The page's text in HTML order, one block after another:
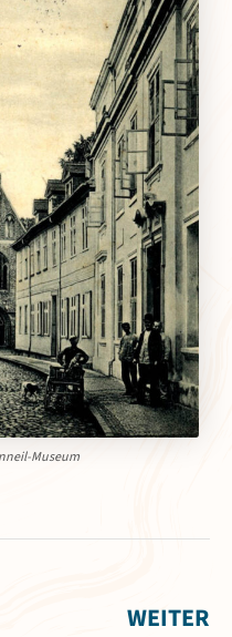
Museum
WEITER